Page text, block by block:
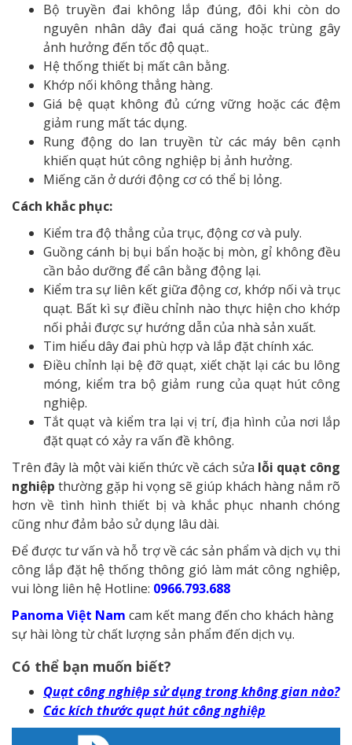
Bộ truyền đai không lắp đúng, đôi khi còn do
nguyên nhân dây đai quá căng hoặc trùng gây
ảnh hưởng đến tốc độ quạt..
Hệ thống thiết bị mất cân bằng.
Khớp nối không thẳng hàng.
Giá bệ quạt không đủ cứng vững hoặc các đệm
giảm rung mất tác dụng.
Rung động do lan truyền từ các máy bên cạnh
khiến quạt hút công nghiệp bị ảnh hưởng.
Miếng căn ở dưới động cơ có thể bị lỏng.
Cách khắc phục:
Kiểm tra độ thẳng của trục, động cơ và puly.
Guồng cánh bị bụi bẩn hoặc bị mòn, gỉ không đều
cần bảo dưỡng để cân bằng động lại.
Kiểm tra sự liên kết giữa động cơ, khớp nối và trục
quạt. Bất kì sự điều chỉnh nào thực hiện cho khớp
nối phải được sự hướng dẫn của nhà sản xuất.
Tim hiểu dây đai phù hợp và lắp đặt chính xác.
Điều chỉnh lại bệ đỡ quạt, xiết chặt lại các bu lông
móng, kiểm tra bộ giảm rung của quạt hút công
nghiệp.
Tắt quạt và kiểm tra lại vị trí, địa hình của nơi lắp
đặt quạt có xảy ra vấn đề không.
Trên đây là một vài kiến thức về cách sửa lỗi quạt công
nghiệp thường gặp hi vọng sẽ giúp khách hàng nắm rõ
hơn về tình hình thiết bị và khắc phục nhanh chóng
cũng như đảm bảo sử dụng lâu dài.
Để được tư vấn và hỗ trợ về các sản phẩm và dịch vụ thi
công lắp đặt hệ thống thông gió làm mát công nghiệp,
vui lòng liên hệ Hotline: 0966.793.688
Panoma Việt Nam cam kết mang đến cho khách hàng
sự hài lòng từ chất lượng sản phẩm đến dịch vụ.
Có thể bạn muốn biết?
Quạt công nghiệp sử dụng trong không gian nào?
Các kích thước quạt hút công nghiệp